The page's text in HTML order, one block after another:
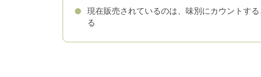
現在販売されているのは、味別にカウントす
る